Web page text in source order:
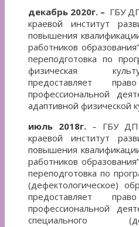
декабрь 2020г. – ГБУ
краевой институт
повышения
работников
переподготовка по
физическая
предоставляет
профессиональной
адаптивной физической
июль 2018г. – ГБУ
краевой институт
повышения
работников
переподготовка по
(дефектологическое)
предоставляет
профессиональной
специального